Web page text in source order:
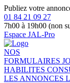
Publiez votre
01 84 21 09 27
7h00 à 19h00 (non
Espace JAL-Pro
NOS
FORMULAIRES
HABILITES
LES ANNONCES